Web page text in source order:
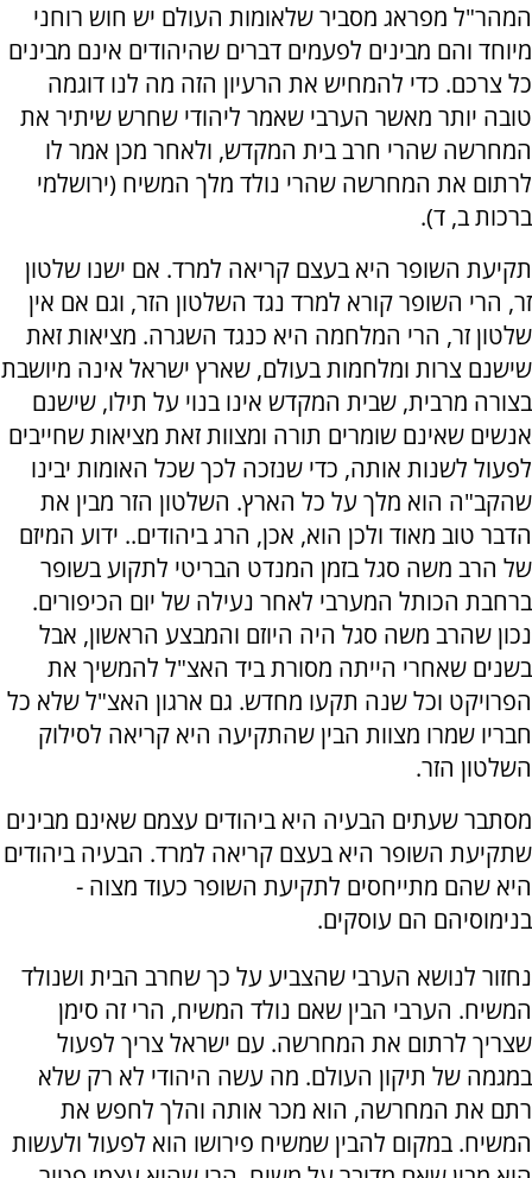
המהר"ל מפראג מסביר שלאומות העולם יש חוש רוחני
מיוחד והם מבינים לפעמים דברים שהיהודים אינם מבינים
כל צרכם. כדי להמחיש את הרעיון הזה מה לנו דוגמה
טובה יותר מאשר הערבי שאמר ליהודי שחרש שיתיר את
המחרשה שהרי חרב בית המקדש, ולאחר מכן אמר לו
לרתום את המחרשה שהרי נולד מלך המשיח (ירושלמי
ברכות ב, ד).
תקיעת השופר היא בעצם קריאה למרד. אם ישנו שלטון
זר, הרי השופר קורא למרד נגד השלטון הזר, וגם אם אין
שלטון זר, הרי המלחמה היא כנגד השגרה. מציאות זאת
שישנם צרות ומלחמות בעולם, שארץ ישראל אינה מיושבת
בצורה מרבית, שבית המקדש אינו בנוי על תילו, שישנם
אנשים שאינם שומרים תורה ומצוות זאת מציאות שחייבים
לפעול לשנות אותה, כדי שנזכה לכך שכל האומות יבינו
שהקב"ה הוא מלך על כל הארץ. השלטון הזר מבין את
הדבר טוב מאוד ולכן הוא, אכן, הרג ביהודים.. ידוע המיזם
של הרב משה סגל בזמן המנדט הבריטי לתקוע בשופר
ברחבת הכותל המערבי לאחר נעילה של יום הכיפורים.
נכון שהרב משה סגל היה היוזם והמבצע הראשון, אבל
בשנים שאחרי הייתה מסורת ביד האצ"ל להמשיך את
הפרויקט וכל שנה תקעו מחדש. גם ארגון האצ"ל שלא כל
חבריו שמרו מצוות הבין שהתקיעה היא קריאה לסילוק
השלטון הזר.
מסתבר שעתים הבעיה היא ביהודים עצמם שאינם מבינים
שתקיעת השופר היא בעצם קריאה למרד. הבעיה ביהודים
היא שהם מתייחסים לתקיעת השופר כעוד מצוה -
בנימוסיהם הם עוסקים.
נחזור לנושא הערבי שהצביע על כך שחרב הבית ושנולד
המשיח. הערבי הבין שאם נולד המשיח, הרי זה סימן
שצריך לרתום את המחרשה. עם ישראל צריך לפעול
במגמה של תיקון העולם. מה עשה היהודי לא רק שלא
רתם את המחרשה, הוא מכר אותה והלך לחפש את
המשיח. במקום להבין שמשיח פירושו הוא לפעול ולעשות